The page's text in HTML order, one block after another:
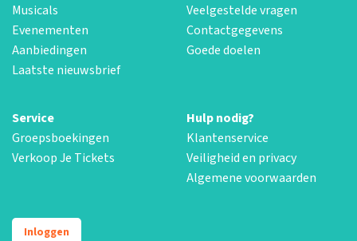
Musicals
Evenementen
Aanbiedingen
Laatste nieuwsbrief
Veelgestelde vragen
Contactgegevens
Goede doelen
Service
Groepsboekingen
Verkoop Je Tickets
Hulp nodig?
Klantenservice
Veiligheid en privacy
Algemene voorwaarden
Inloggen